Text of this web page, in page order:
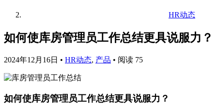
HR动态
如何使库房管理员工作总结更具说服力？
2024年12月16日 • HR动态, 产品 • 阅读 75
如何使库房管理员工作总结更具说服力？